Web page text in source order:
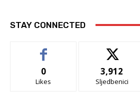
STAY CONNECTED
0
Likes
3,912
Sljedbenici